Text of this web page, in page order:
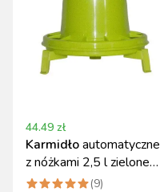
44.49 zł
Karmidłoautomatyczne
z nóżkami 2,5 l zielone
NOVITAL
(9)